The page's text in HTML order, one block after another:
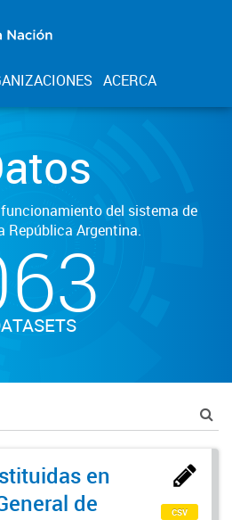
ACERCA
del sistema de
República Argentina.
en
de
csv